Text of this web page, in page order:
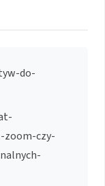
do-
zoom-czy-